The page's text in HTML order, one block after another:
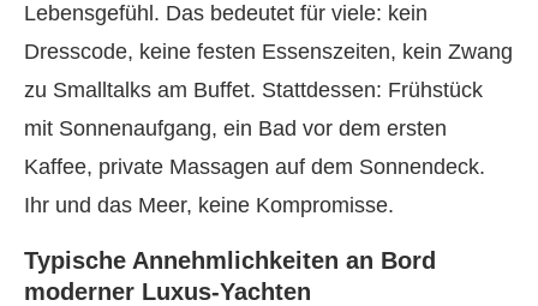
Lebensgefühl. Das bedeutet für viele: kein
Dresscode, keine festen Essenszeiten, kein Zwang
zu Smalltalks am Buffet. Stattdessen: Frühstück
mit Sonnenaufgang, ein Bad vor dem ersten
Kaffee, private Massagen auf dem Sonnendeck.
Ihr und das Meer, keine Kompromisse.
Typische Annehmlichkeiten an Bord
moderner Luxus-Yachten